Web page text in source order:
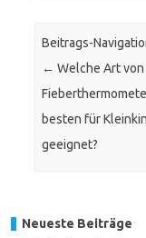
Beitrags-
← Welche Art von
besten für
geeignet?
Neueste Beiträge